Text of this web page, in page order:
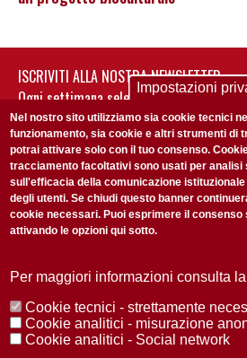
ISCRIVITI ALLA NOSTRA NEWSLETTER
Ogni settimana selezioniamo per te
non perderti gli aggiornamenti della
Accetto laPrivacy Policy
Redazione Copyright Privacy
Area
© 2025 Università di Padova
Impostazioni
Nel nostro sito utilizziamo sia cookie tecnici
funzionamento, sia cookie e altri strumenti di
potrai attivare solo con il tuo consenso.
tracciamento facoltativi sono usati per
sull'efficacia della comunicazione
degli utenti. Se chiudi questo banner
cookie necessari. Puoi esprimere il
attivando le opzioni qui sotto.
Per maggiori informazioni consulta
Cookie tecnici - strettamente
Cookie analitici - misurazione
Cookie analitici - Social network